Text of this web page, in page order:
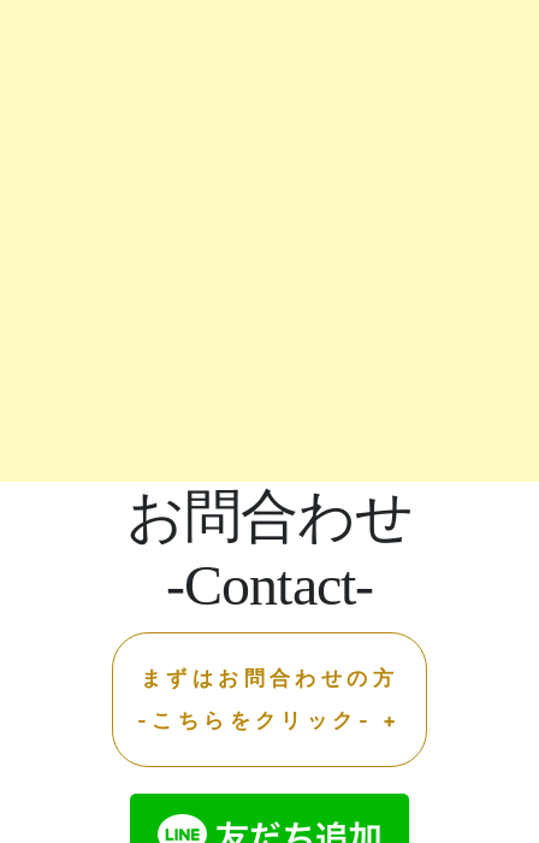
お問合わせ
-Contact-
まずはお問合わせの方
-こちらをクリック- +